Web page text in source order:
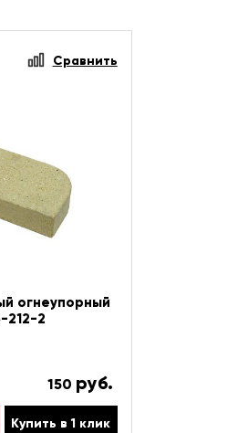
Сравнить
огнеупорный
212-2
150 руб.
Купить в 1 клик